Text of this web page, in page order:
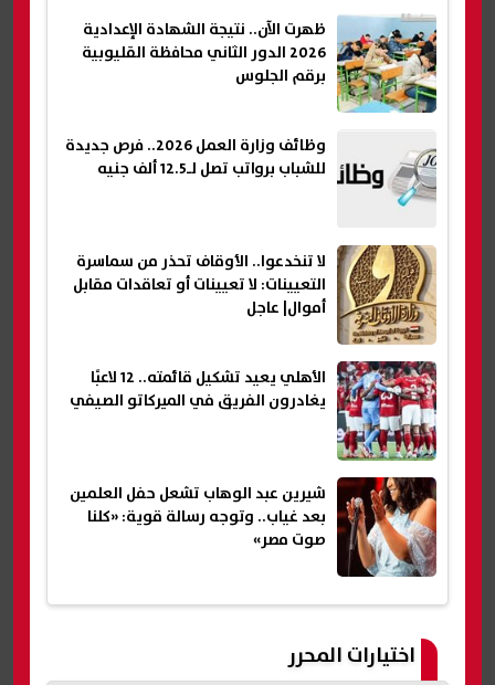
ظهرت الآن.. نتيجة الشهادة الإعدادية
2026 الدور الثاني محافظة القليوبية
برقم الجلوس
وظائف وزارة العمل 2026.. فرص جديدة
للشباب برواتب تصل لـ12.5 ألف جنيه
لا تنخدعوا.. الأوقاف تحذر من سماسرة
التعيينات: لا تعيينات أو تعاقدات مقابل
أموال| عاجل
الأهلي يعيد تشكيل قائمته.. 12 لاعبًا
يغادرون الفريق في الميركاتو الصيفي
شيرين عبد الوهاب تشعل حفل العلمين
بعد غياب.. وتوجه رسالة قوية: «كلنا
صوت مصر»
اختيارات المحرر